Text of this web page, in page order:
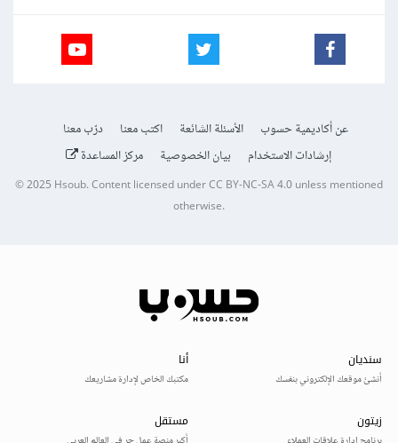
عن أكاديمية حسوب الأسئلة الشائعة اكتب معنا
درّب معنا
إرشادات الاستخدام
بيان الخصوصية مركز المساعدة
© 2025Hsoub.Content licensed underCC BY-NC-SA 4.0unless mentioned
otherwise.